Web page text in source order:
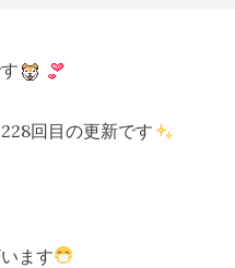
回目の更新です
ます